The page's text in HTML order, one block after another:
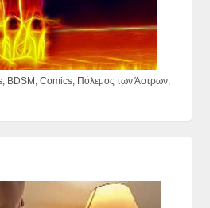
BDSM, Comics, Πόλεμος των Άστρων,